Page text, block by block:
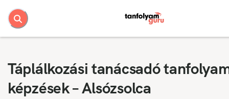
Táplálkozási tanácsadó
képzések – Alsózsolca